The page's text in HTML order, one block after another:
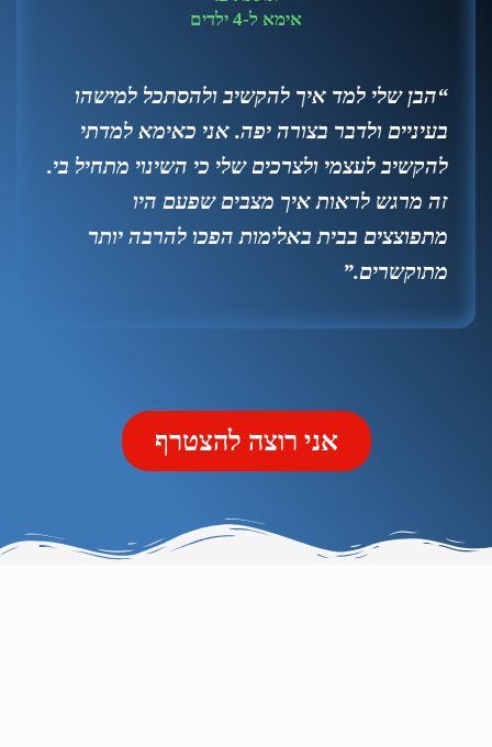
אימא ל-4 ילדים
“הבן שלי למד איך להקשיב ולהסתכל למישהו
בעיניים ולדבר בצורה יפה. אני כאימא למדתי
להקשיב לעצמי ולצרכים שלי כי השינוי מתחיל בי.
זה מרגש לראות איך מצבים שפעם היו
מתפוצצים בבית באלימות הפכו להרבה יותר
מתוקשרים.”
אני רוצה להצטרף